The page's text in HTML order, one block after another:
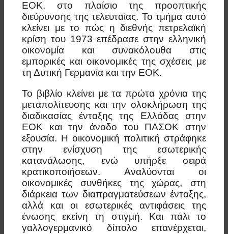
ΕΟΚ, στο πλαίσιο της προοπτικής
διεύρυνσης της τελευταίας. Το τμήμα αυτό
κλείνει με το πώς η διεθνής πετρελαϊκή
κρίση του 1973 επέδρασε στην ελληνική
οικονομία και συνακόλουθα στις
εμπορικές και οικονομικές της σχέσεις με
τη Δυτική Γερμανία και την ΕΟΚ.
To βιβλίο κλείνει με τα πρώτα χρόνια της
μεταπολίτευσης και την ολοκλήρωση της
διαδικασίας ένταξης της Ελλάδας στην
ΕΟΚ και την άνοδο του ΠΑΣΟΚ στην
εξουσία. Η οικονομική πολιτική στράφηκε
στην ενίσχυση της εσωτερικής
κατανάλωσης, ενώ υπήρξε σειρά
κρατικοποιήσεων. Αναλύονται οι
οικονομικές συνθήκες της χώρας, στη
διάρκεια των διαπραγματεύσεων ένταξης,
αλλά και οι εσωτερικές αντιφάσεις της
ένωσης εκείνη τη στιγμή. Και πάλι το
γαλλογερμανικό δίπολο επανέρχεται,